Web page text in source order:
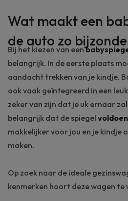
Wat maakt een
de auto zo
Bij het kiezen van een
belangrijk. In de eerste plaats
aandacht trekken van je kindje.
ook vaak geïntegreerd in een
zeker van zijn dat je uk ernaar
belangrijk dat de spiegel
makkelijker voor jou en je kindje
maken.
Op zoek naar de ideale
kenmerken hoort deze wagen te